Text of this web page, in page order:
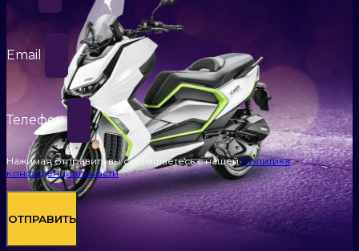
Email
Телефон
Нажимая отправить вы соглашаетесь с нашейПолитика
конфиденциальности
ОТПРАВИТЬ